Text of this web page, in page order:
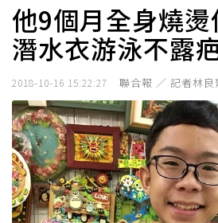
他9個月全身燒
潛水衣游泳不露
2018-10-16 15:22:27 聯合報 ／ 記者林